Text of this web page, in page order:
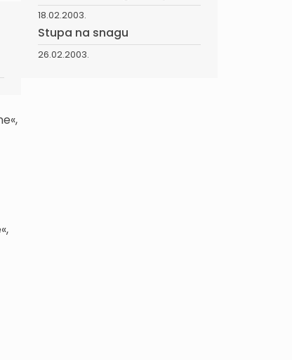
18.02.2003.
Stupa na snagu
26.02.2003.